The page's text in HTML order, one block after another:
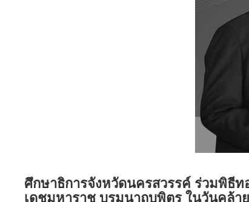
ศึกษาธิการจังหวัดนครสวรรค์ ร่วมพิธี
เดชมหาราช บรมนาถบพิตร ในวันคล้า